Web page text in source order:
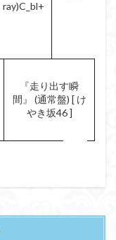
ray)C_bl+
『走り出す瞬
間』 (通常盤) [ け
やき坂46 ]